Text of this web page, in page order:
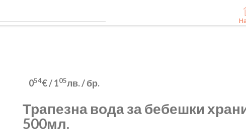
054€/105лв./ бр.
Трапезна вода за бебешки
500мл.